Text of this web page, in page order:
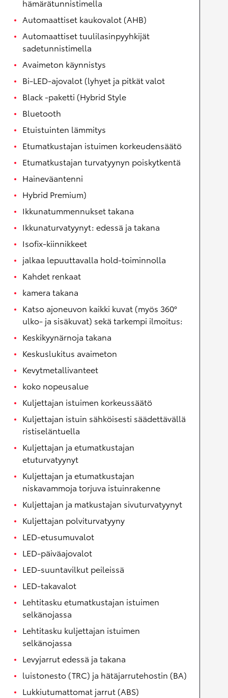
hämärätunnistimella
Automaattiset kaukovalot (AHB)
Automaattiset tuulilasinpyyhkijät
sadetunnistimella
Avaimeton käynnistys
Bi-LED-ajovalot (lyhyet ja pitkät valot
Black -paketti (Hybrid Style
Bluetooth
Etuistuinten lämmitys
Etumatkustajan istuimen korkeudensäätö
Etumatkustajan turvatyynyn poiskytkentä
Haineväantenni
Hybrid Premium)
Ikkunatummennukset takana
Ikkunaturvatyynyt: edessä ja takana
Isofix-kiinnikkeet
jalkaa lepuuttavalla hold-toiminnolla
Kahdet renkaat
kamera takana
Katso ajoneuvon kaikki kuvat (myös 360°
ulko- ja sisäkuvat) sekä tarkempi ilmoitus:
Keskikyynärnoja takana
Keskuslukitus avaimeton
Kevytmetallivanteet
koko nopeusalue
Kuljettajan istuimen korkeussäätö
Kuljettajan istuin sähköisesti säädettävällä
ristiseläntuella
Kuljettajan ja etumatkustajan
etuturvatyynyt
Kuljettajan ja etumatkustajan
niskavammoja torjuva istuinrakenne
Kuljettajan ja matkustajan sivuturvatyynyt
Kuljettajan polviturvatyyny
LED-etusumuvalot
LED-päiväajovalot
LED-suuntavilkut peileissä
LED-takavalot
Lehtitasku etumatkustajan istuimen
selkänojassa
Lehtitasku kuljettajan istuimen
selkänojassa
Levyjarrut edessä ja takana
luistonesto (TRC) ja hätäjarrutehostin (BA)
Lukkiutumattomat jarrut (ABS)